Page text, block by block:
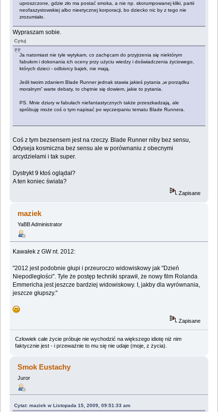
uproszczone, gdzie zło ma postać smoka, a nie np. skorumpowanej kliki, partii
neofaszystowskiej albo nieetycznej korporacji, bo dziecko nic by z tego nie
zrozumiało.
Wypraszam sobie.
Cytuj
Ja natomiast nie tyle wytykam, co zachęcam do przyjrzenia się niektórym
fabułom i dokonania ich oceny przy użyciu wiedzy i doświadczenia życiowego,
których dzieci - odbiorcy bajek, nie mają.
Jeśli twoim zdaniem Blade Runner jednak stawia jakieś pytania „w porządku
moralnym” warte debaty, to chętnie się dowiem, jakie to pytania.
PS. Mnie dziury w fabułach niefantastycznych także przeszkadzają, ale
spróbuję może coś o tym napisać po wyczerpaniu tematu Blade Runnera.
Coś z tym bezsensem jest na rzeczy. Blade Runner niby bez sensu,
Odyseja kosmiczna bez sensu ale w porównaniu z obecnymi
arcydziełami i tak super.
Dystrykt 9 ktoś oglądał?
A ten koniec świata?
Zapisane
maziek
YaBB Administrator
Kawałek z GW nt. 2012:
"2012 jest podobnie głupi i przeuroczo widowiskowy jak "Dzień
Niepodległości". Tyle że postęp techniki sprawił, że nowy film Rolanda
Emmericha jest jeszcze bardziej widowiskowy. I, jakby dla wyrównania,
jeszcze głupszy."
Zapisane
Człowiek całe życie próbuje nie wychodzić na większego idiotę niż nim
faktycznie jest - i przeważnie to mu się nie udaje (moje, z życia).
Smok Eustachy
Juror
Cytat: maziek w Listopada 15, 2009, 09:51:33 am